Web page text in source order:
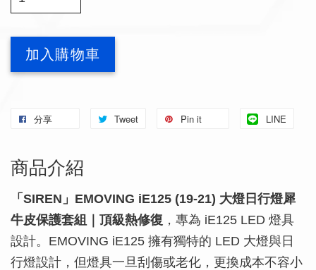
加入購物車
分享 Tweet Pin it LINE
商品介紹
「SIREN」EMOVING iE125 (19-21) 大燈日行燈犀
牛皮保護套組｜頂級熱修復 ，專為 iE125 LED 燈具
設計。EMOVING iE125 擁有獨特的 LED 大燈與日
行燈設計，但燈具一旦刮傷或老化，更換成本不容小